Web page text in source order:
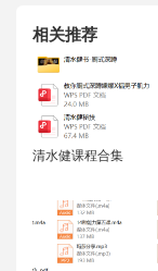
相关推荐
清水健课程合集